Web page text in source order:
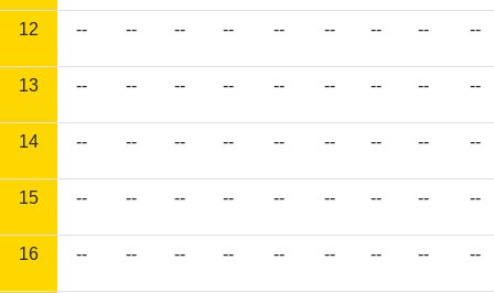
12 -- -- -- -- -- -- -- -- --
13 -- -- -- -- -- -- -- -- --
14 -- -- -- -- -- -- -- -- --
15 -- -- -- -- -- -- -- -- --
16 -- -- -- -- -- -- -- -- --